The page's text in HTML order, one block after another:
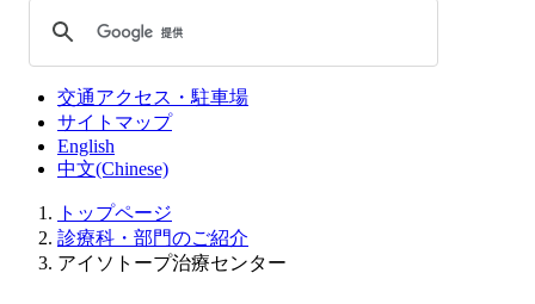
交通アクセス・駐車場
サイトマップ
English
中文(Chinese)
トップページ
診療科・部門のご紹介
アイソトープ治療センター